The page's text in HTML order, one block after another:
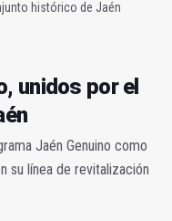
histórico de Jaén
unidos por el
Jaén Genuino como
su línea de revitalización